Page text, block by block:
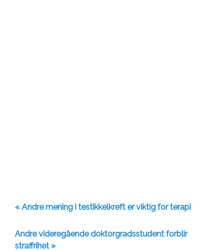
« Andre mening i testikkelkreft er viktig for terapi
Andre videregående doktorgradsstudent forblir
straffrihet »